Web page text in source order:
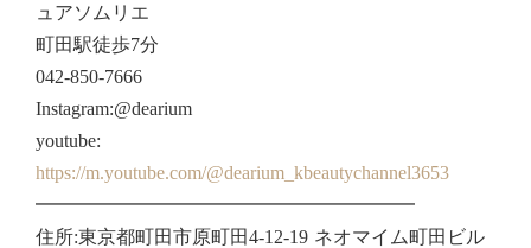
ュアソムリエ
町田駅徒歩7分
042-850-7666
Instagram:@dearium
youtube:
https://m.youtube.com/@dearium_kbeautychannel3653
━━━━━━━━━━━━━━━━━━━━
住所:東京都町田市原町田4-12-19 ネオマイム町田ビル